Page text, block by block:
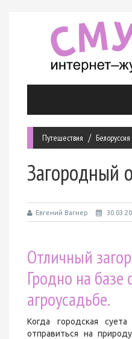
Путешествия Белоруссия
Загородный
Евгений Вагнер
Отличный
Гродно на
агроусадьбе.
Когда городская
отправиться на